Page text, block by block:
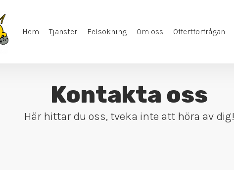
Hem Tjänster Felsökning Om oss Offertförfrågan
Kontakta oss
Här hittar du oss, tveka inte att höra av dig!